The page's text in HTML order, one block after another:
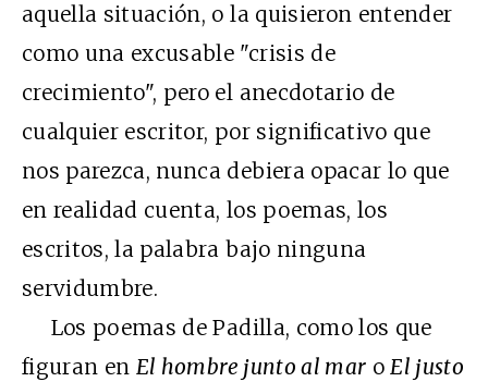
aquella situación, o la quisieron entender
como una excusable "crisis de
crecimiento", pero el anecdotario de
cualquier escritor, por significativo que
nos parezca, nunca debiera opacar lo que
en realidad cuenta, los poemas, los
escritos, la palabra bajo ninguna
servidumbre.
Los poemas de Padilla, como los que
figuran en El hombre junto al mar oEl justo